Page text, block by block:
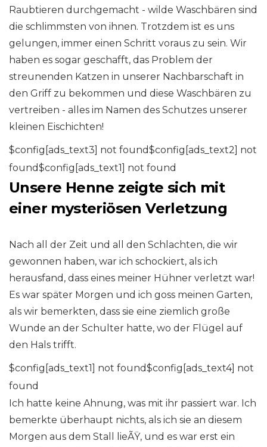
Raubtieren durchgemacht - wilde Waschbären sind
die schlimmsten von ihnen. Trotzdem ist es uns
gelungen, immer einen Schritt voraus zu sein. Wir
haben es sogar geschafft, das Problem der
streunenden Katzen in unserer Nachbarschaft in
den Griff zu bekommen und diese Waschbären zu
vertreiben - alles im Namen des Schutzes unserer
kleinen Eischichten!
$config[ads_text3] not found$config[ads_text2] not
found$config[ads_text1] not found
Unsere Henne zeigte sich mit
einer mysteriösen Verletzung
Nach all der Zeit und all den Schlachten, die wir
gewonnen haben, war ich schockiert, als ich
herausfand, dass eines meiner Hühner verletzt war!
Es war später Morgen und ich goss meinen Garten,
als wir bemerkten, dass sie eine ziemlich große
Wunde an der Schulter hatte, wo der Flügel auf
den Hals trifft.
$config[ads_text1] not found$config[ads_text4] not
found
Ich hatte keine Ahnung, was mit ihr passiert war. Ich
bemerkte überhaupt nichts, als ich sie an diesem
Morgen aus dem Stall lieÃŸ, und es war erst ein